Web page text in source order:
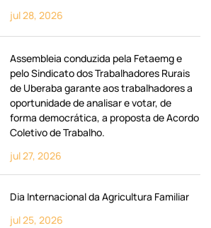
jul 28, 2026
Assembleia conduzida pela Fetaemg e
pelo Sindicato dos Trabalhadores Rurais
de Uberaba garante aos trabalhadores a
oportunidade de analisar e votar, de
forma democrática, a proposta de Acordo
Coletivo de Trabalho.
jul 27, 2026
Dia Internacional da Agricultura Familiar
jul 25, 2026